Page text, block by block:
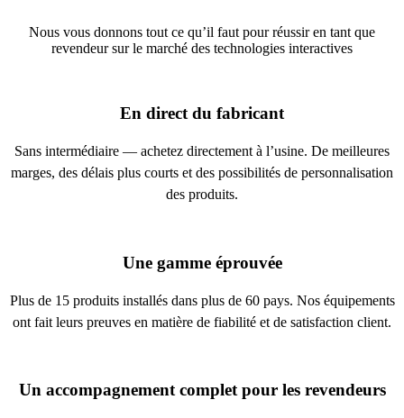
Nous vous donnons tout ce qu’il faut pour réussir en tant que
revendeur sur le marché des technologies interactives
En direct du fabricant
Sans intermédiaire — achetez directement à l’usine. De meilleures
marges, des délais plus courts et des possibilités de personnalisation
des produits.
Une gamme éprouvée
Plus de 15 produits installés dans plus de 60 pays. Nos équipements
ont fait leurs preuves en matière de fiabilité et de satisfaction client.
Un accompagnement complet pour les revendeurs